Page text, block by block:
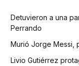
Detuvieron a una
Perrando
Murió Jorge Messi,
Livio Gutiérrez